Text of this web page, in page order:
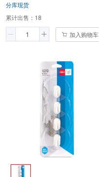
分库现货
累计出售： 18
加入购物车